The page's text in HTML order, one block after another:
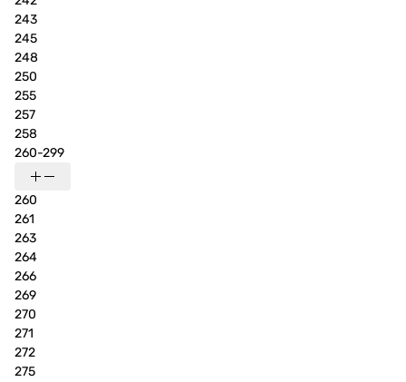
243
245
248
250
255
257
258
260-299
260
261
263
264
266
269
270
271
272
275